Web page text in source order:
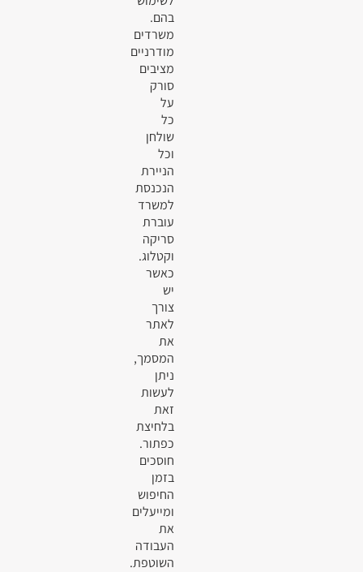
בהם.
משרדים
מודרניים
מציבים
סורק
על
כל
שולחן
וכל
הניירת
הנכנסת
למשרד
עוברת
סריקה
וקטלוג.
כאשר
יש
צורך
לאתר
את
המסמך,
ניתן
לעשות
זאת
בלחיצת
כפתור.
חוסכים
בזמן
החיפוש
ומייעלים
את
העבודה
השוטפת.